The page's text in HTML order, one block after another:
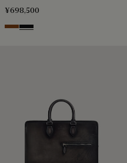
¥698,500
Cacao Intenso
Nero Grigio